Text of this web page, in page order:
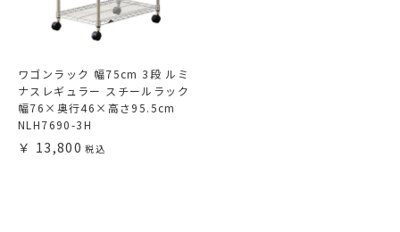
ワゴンラック 幅75cm 3段 ルミ
ナスレギュラー スチールラック
幅76×奥行46×高さ95.5cm
NLH7690-3H
13,800